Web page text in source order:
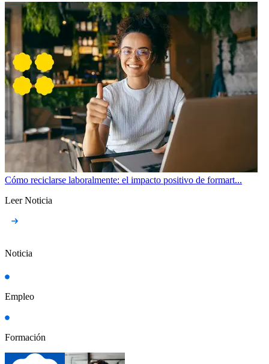
Cómo reciclarse laboralmente: el impacto positivo de formart...
Leer Noticia
Noticia
Empleo
Formación